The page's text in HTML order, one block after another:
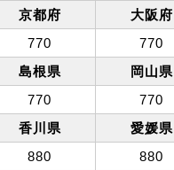
京都府 大阪府
770 770
島根県 岡山県
770 770
香川県 愛媛県
880 880